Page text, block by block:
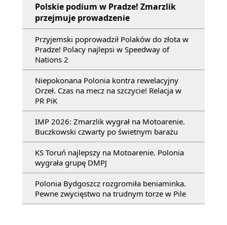
Polskie podium w Pradze! Zmarzlik
przejmuje prowadzenie
Przyjemski poprowadził Polaków do złota w
Pradze! Polacy najlepsi w Speedway of
Nations 2
Niepokonana Polonia kontra rewelacyjny
Orzeł. Czas na mecz na szczycie! Relacja w
PR PiK
IMP 2026: Zmarzlik wygrał na Motoarenie.
Buczkowski czwarty po świetnym barażu
KS Toruń najlepszy na Motoarenie. Polonia
wygrała grupę DMPJ
Polonia Bydgoszcz rozgromiła beniaminka.
Pewne zwycięstwo na trudnym torze w Pile